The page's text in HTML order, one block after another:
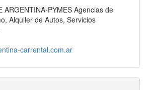
ARGENTINA-PYMES Agencias de
Alquiler de Autos, Servicios
carrental.com.ar